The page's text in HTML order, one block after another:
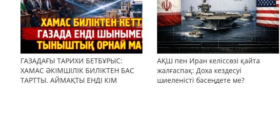
ГАЗАДАҒЫ ТАРИХИ БЕТБҰРЫС:
ХАМАС ӘКІМШІЛІК БИЛІКТЕН БАС
ТАРТТЫ. АЙМАҚТЫ ЕНДІ КІМ
АҚШ пен Иран келіссөзі қайта
жалғаспақ: Доха кездесуі
шиеленісті бәсеңдете ме?